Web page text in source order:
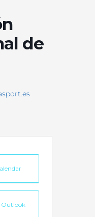
de
Outlook